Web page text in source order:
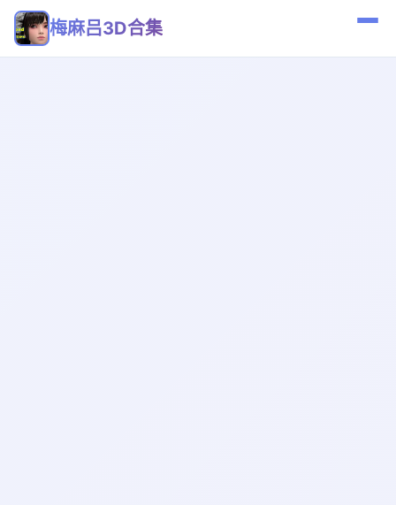
梅麻吕3D合集